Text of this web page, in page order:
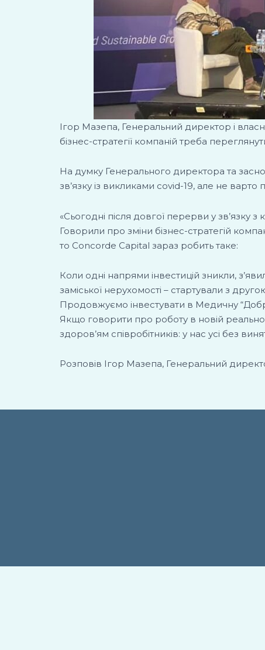
Ігор Мазепа, Генеральний директор і
бізнес-стратегії компаній треба
На думку Генерального директора та
зв’язку із викликами covid-19, але не варто
«Сьогодні після довгої перерви у зв’язку
Говорили про зміни бізнес-стратегій
то Concorde Capital зараз робить таке:
Коли одні напрями інвестицій зникли,
заміської нерухомості – стартували з
Продовжуємо інвестувати в Медичну
Якщо говорити про роботу в новій
здоров’ям співробітників: у нас усі без
Розповів Ігор Мазепа, Генеральний